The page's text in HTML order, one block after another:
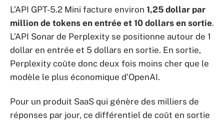
L’API GPT-5.2 Mini facture environ 1,25 dollar par
million de tokens en entrée et 10 dollars en sortie.
L’API Sonar de Perplexity se positionne autour de 1
dollar en entrée et 5 dollars en sortie. En sortie,
Perplexity coûte donc deux fois moins cher que le
modèle le plus économique d’OpenAI.
Pour un produit SaaS qui génère des milliers de
réponses par jour, ce différentiel de coût en sortie